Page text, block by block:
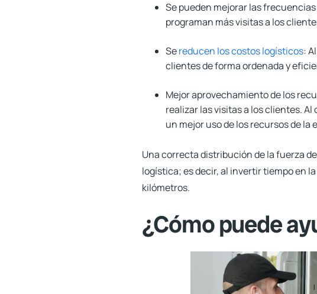
Se pueden mejorar las
programan más visitas a los
Sereducen los costos logísticos:
clientes de forma ordenada y
Mejor aprovechamiento de los
realizar las visitas a los clientes.
un mejor uso de los recursos de la
Una correcta distribución de la fuerza
logística; es decir, al invertir tiempo en
kilómetros.
¿Cómo puede